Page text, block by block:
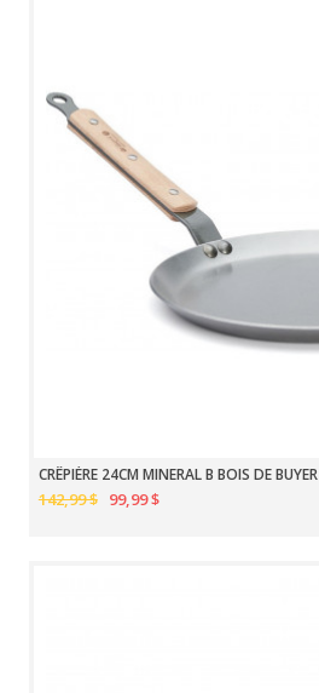
CRÊPIÈRE 24CM MINERAL B BOIS DE BUYER
142,99 $ 99,99 $